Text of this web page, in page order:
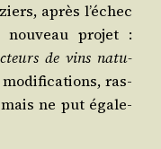
après l’échec
pro­jet :
de vins natu­
ras­
mais ne put éga­le­